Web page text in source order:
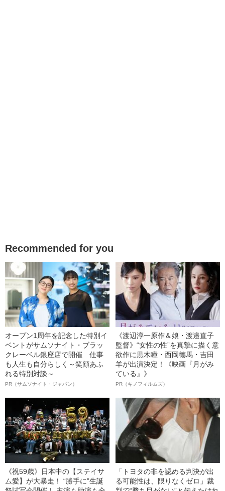
Recommended for you
オープン1周年を記念した特別イ
ベントがサムソナイト・ブラッ
クレーベル銀座店で開催 仕事
も人生も自分らしく～笑顔あふ
れる特別対談～
PR（サムソナイト・ジャパン）
《渡辺淳一原作＆娘・渡邉直子
監督》“女性の性”を真摯に描く意
欲作に黒木瞳・西岡德馬・吉田
羊が出演決定！《映画『月がみ
ている』》
PR（キノフィルムズ）
《祝59歳》日本中の【ステイサ
ム愛】が大暴走！ “勝手に”生誕
「トヨタの非を認める判決が出
る可能性は、限りなくゼロ」裁